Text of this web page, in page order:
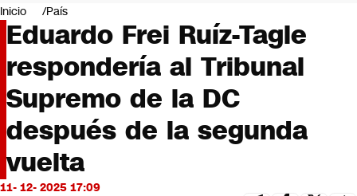
Negocios
Deportes
Programas completos
Cultura
Servicios
Bits
CNN Data
CNN tiempo
Futuro 360
Opinión
Inicio País
Eduardo Frei Ruíz-Tagle
respondería al Tribunal
Supremo de la DC
después de la segunda
vuelta
11- 12- 2025 17:09